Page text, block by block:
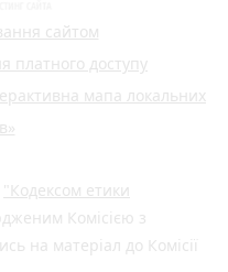
сайтом
платного доступу
мапа локальних
"Кодексом етики
Комісією з
на матеріал до Комісії